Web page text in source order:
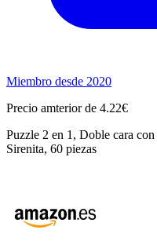
Miembro desde 2020
Precio amterior de 4.22€
Puzzle 2 en 1, Doble cara
Sirenita, 60 piezas